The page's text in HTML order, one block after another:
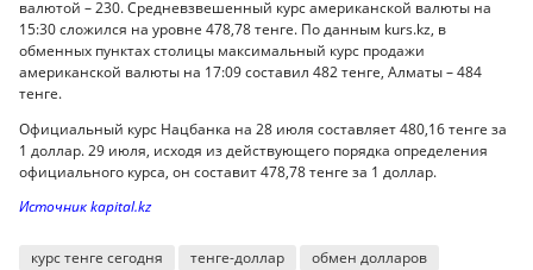
валютой – 230. Средневзвешенный курс американской валюты на
15:30 сложился на уровне 478,78 тенге. По данным kurs.kz, в
обменных пунктах столицы максимальный курс продажи
американской валюты на 17:09 составил 482 тенге, Алматы – 484
тенге.
Официальный курс Нацбанка на 28 июля составляет 480,16 тенге за
1 доллар. 29 июля, исходя из действующего порядка определения
официального курса, он составит 478,78 тенге за 1 доллар.
Источник kapital.kz
курс тенге сегодня тенге-доллар
обмен долларов